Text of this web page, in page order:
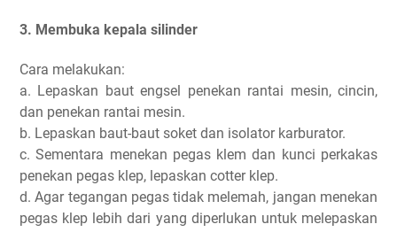
3. Membuka kepala silinder
Cara melakukan:
a. Lepaskan baut engsel penekan rantai mesin, cincin,
dan penekan rantai mesin.
b. Lepaskan baut-baut soket dan isolator karburator.
c. Sementara menekan pegas klem dan kunci perkakas
penekan pegas klep, lepaskan cotter klep.
d. Agar tegangan pegas tidak melemah, jangan menekan
pegas klep lebih dari yang diperlukan untuk melepaskan